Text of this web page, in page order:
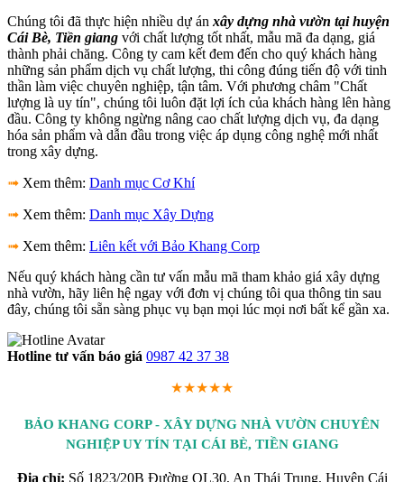
Chúng tôi đã thực hiện nhiều dự án xây dựng nhà vườn tại huyện
Cái Bè, Tiền giang với chất lượng tốt nhất, mẫu mã đa dạng, giá
thành phải chăng. Công ty cam kết đem đến cho quý khách hàng
những sản phẩm dịch vụ chất lượng, thi công đúng tiến độ với tinh
thần làm việc chuyên nghiệp, tận tâm. Với phương châm "Chất
lượng là uy tín", chúng tôi luôn đặt lợi ích của khách hàng lên hàng
đầu. Công ty không ngừng nâng cao chất lượng dịch vụ, đa dạng
hóa sản phẩm và dẫn đầu trong việc áp dụng công nghệ mới nhất
trong xây dựng.
➟ Xem thêm: Danh mục Cơ Khí
➟ Xem thêm: Danh mục Xây Dựng
➟ Xem thêm: Liên kết với Bảo Khang Corp
Nếu quý khách hàng cần tư vấn mẫu mã tham khảo giá xây dựng
nhà vườn, hãy liên hệ ngay với đơn vị chúng tôi qua thông tin sau
đây, chúng tôi sẵn sàng phục vụ bạn mọi lúc mọi nơi bất kể gần xa.
Hotline tư vấn báo giá 0987 42 37 38
★★★★★
BẢO KHANG CORP - XÂY DỰNG NHÀ VƯỜN CHUYÊN
NGHIỆP UY TÍN TẠI CÁI BÈ, TIỀN GIANG
Địa chỉ: Số 1823/20B Đường QL30, An Thái Trung, Huyện Cái